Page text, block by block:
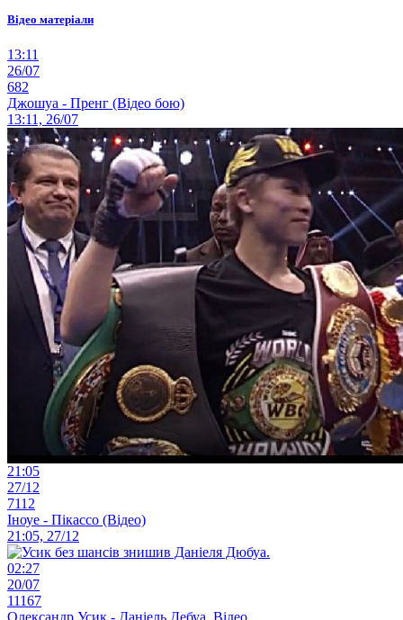
Відео матеріали
13:11
26/07
682
Джошуа - Пренг (Відео бою)
13:11, 26/07
21:05
27/12
7112
Іноуе - Пікассо (Відео)
21:05, 27/12
02:27
20/07
11167
Олександр Усик - Даніель Дебуа. Відео